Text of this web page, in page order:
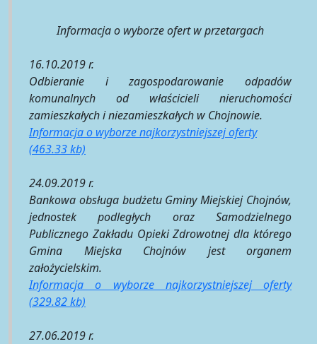
Informacja o wyborze ofert w przetargach
16.10.2019 r.
Odbieranie i zagospodarowanie odpadów
komunalnych od właścicieli nieruchomości
zamieszkałych i niezamieszkałych w Chojnowie.
Informacja o wyborze najkorzystniejszej oferty
(463.33 kb)
24.09.2019 r.
Bankowa obsługa budżetu Gminy Miejskiej Chojnów,
jednostek podległych oraz Samodzielnego
Publicznego Zakładu Opieki Zdrowotnej dla którego
Gmina Miejska Chojnów jest organem
założycielskim.
Informacja o wyborze najkorzystniejszej oferty
(329.82 kb)
27.06.2019 r.